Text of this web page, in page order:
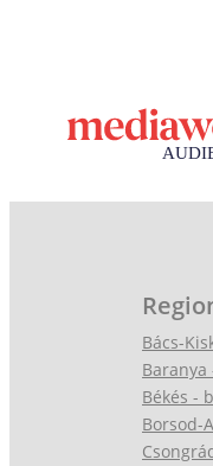
Bács-
Békés -
Borsod-